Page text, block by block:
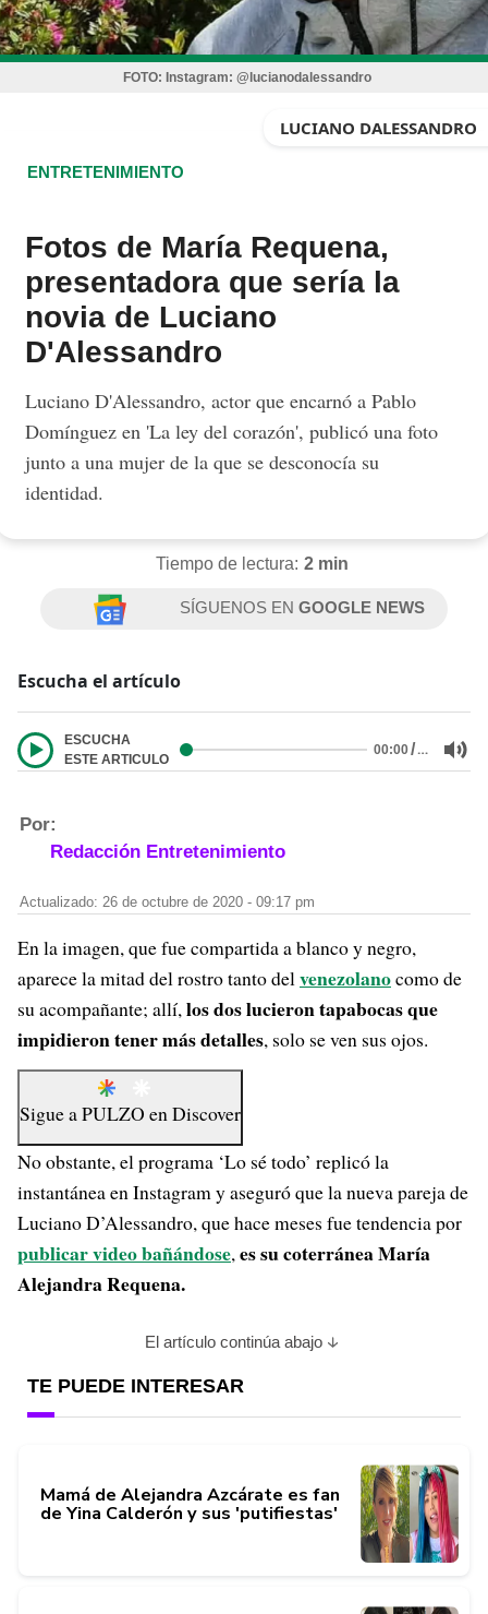
FOTO: Instagram: @lucianodalessandro
LUCIANO DALESSANDRO
ENTRETENIMIENTO
Fotos de María Requena,
presentadora que sería la
novia de Luciano
D'Alessandro
Luciano D'Alessandro, actor que encarnó a Pablo
Domínguez en 'La ley del corazón', publicó una foto
junto a una mujer de la que se desconocía su
identidad.
Tiempo de lectura: 2 min
SÍGUENOS ENGOOGLE NEWS
Escucha el artículo
ESCUCHA
ESTE ARTICULO
00:00/…
Por:
Redacción Entretenimiento
Actualizado: 26 de octubre de 2020 - 09:17 pm
En la imagen, que fue compartida a blanco y negro,
aparece la mitad del rostro tanto delvenezolanocomo de
su acompañante; allí,los dos lucieron tapabocas que
impidieron tener más detalles, solo se ven sus ojos.
Sigue aPULZO enDiscover
No obstante, el programa ‘Lo sé todo’ replicó la
instantánea en Instagram y aseguró que la nueva pareja de
Luciano D’Alessandro, que hace meses fue tendencia por
publicar video bañándose,es su coterránea María
Alejandra Requena.
El artículo continúa abajo
TE PUEDE INTERESAR
Mamá de Alejandra Azcárate es fan
de Yina Calderón y sus 'putifiestas'